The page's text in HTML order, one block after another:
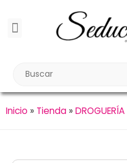
Inicio » Tienda »DROGUERÍA